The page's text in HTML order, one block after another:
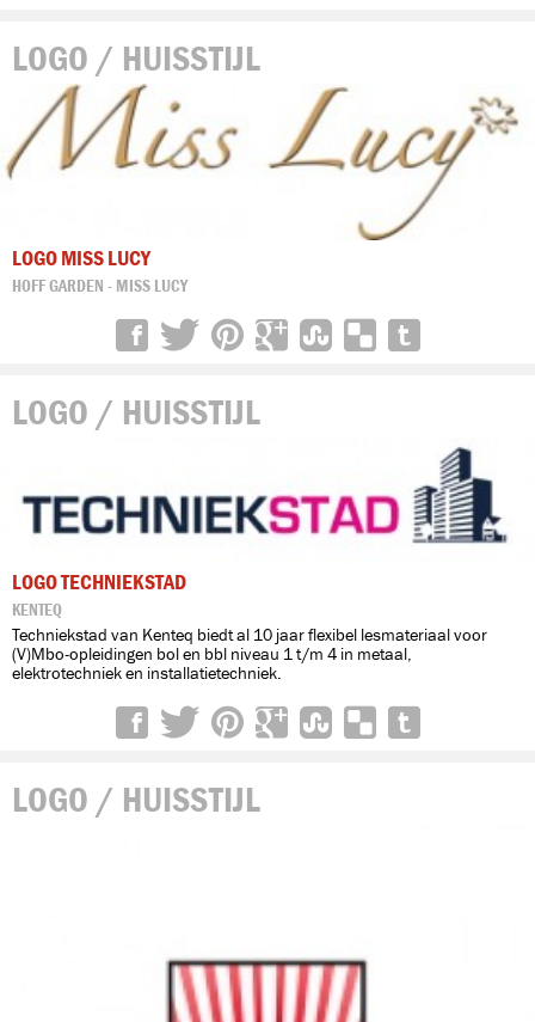
LOGO / HUISSTIJL
LOGO MISS LUCY
HOFF GARDEN - MISS LUCY
LOGO / HUISSTIJL
LOGO TECHNIEKSTAD
KENTEQ
Techniekstad van Kenteq biedt al 10 jaar flexibel lesmateriaal voor
(V)Mbo-opleidingen bol en bbl niveau 1 t/m 4 in metaal,
elektrotechniek en installatietechniek.
LOGO / HUISSTIJL